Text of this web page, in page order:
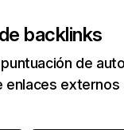
backlinks
de
enlaces externos